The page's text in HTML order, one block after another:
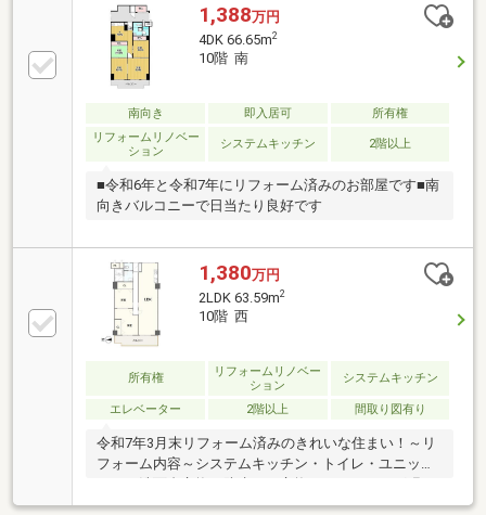
1,388万円
4DK 66.65m2
10階 南
南向き 即入居可
所有権
リフォームリノベー
ション
システムキッチン 2階以上
■令和6年と令和7年にリフォーム済みのお部屋です■南
向きバルコニーで日当たり良好です
1,380万円
2LDK 63.59m2
10階 西
所有権
リフォームリノベー
ション
システムキッチン
エレベーター 2階以上 間取り図有り
令和7年3月末リフォーム済みのきれいな住まい！～リ
フォーム内容～システムキッチン・トイレ・ユニット
替、クロス張替、建具交換、玄関収納新設、ハウスク